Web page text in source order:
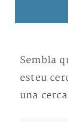
Sembla
esteu
una